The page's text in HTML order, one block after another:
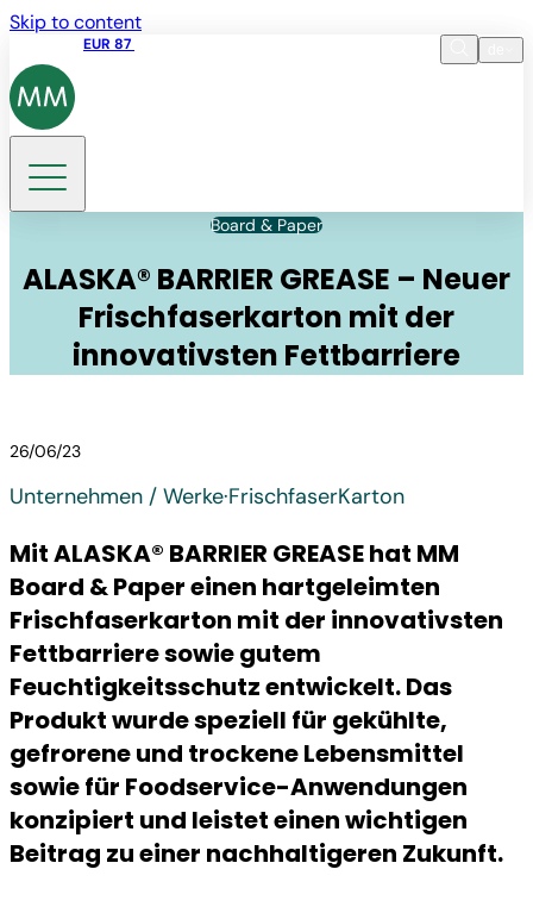
Skip to content
EUR 87
DE
Board & Paper
ALASKA® BARRIER GREASE – Neuer
Frischfaserkarton mit der
innovativsten Fettbarriere
Unternehmen / Werke·Frischfaser­Karton
26/06/23
Mit ALASKA® BARRIER GREASE hat MM
Board & Paper einen hartgeleimten
Frischfaserkarton mit der innovativsten
Fettbarriere sowie gutem
Feuchtigkeitsschutz entwickelt. Das
Produkt wurde speziell für gekühlte,
gefrorene und trockene Lebensmittel
sowie für Foodservice-Anwendungen
konzipiert und leistet einen wichtigen
Beitrag zu einer nachhaltigeren Zukunft.